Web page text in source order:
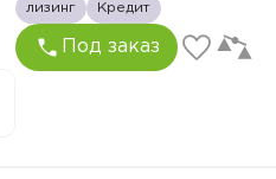
лизинг Кредит
Под заказ